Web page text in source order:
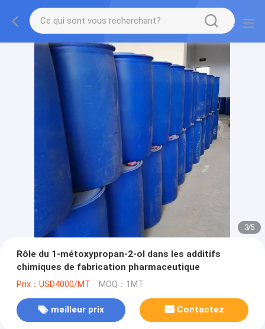
3/5
Rôle du 1-métoxypropan-2-ol dans les additifs
chimiques de fabrication pharmaceutique
Prix：USD4000/MT MOQ：1MT
meilleur prix Contactez